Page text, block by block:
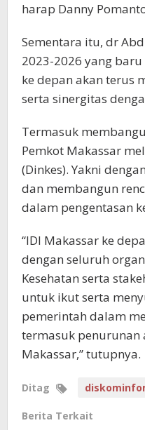
harap Danny
Sementara itu, dr
2023-2026 yang
ke depan akan terus
serta sinergitas
Termasuk
Pemkot Makassar
(Dinkes). Yakni
dan membangun
dalam pengentasan
“IDI Makassar ke
dengan seluruh
Kesehatan serta
untuk ikut serta
pemerintah dalam
termasuk penurunan
Makassar,” tutupnya.
Ditag
Berita Terkait